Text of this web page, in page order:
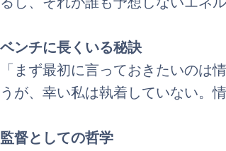
ベンチに長くいる秘訣
「まず最初に言っておきたいのは
うが、幸い私は執着していない。
監督としての哲学